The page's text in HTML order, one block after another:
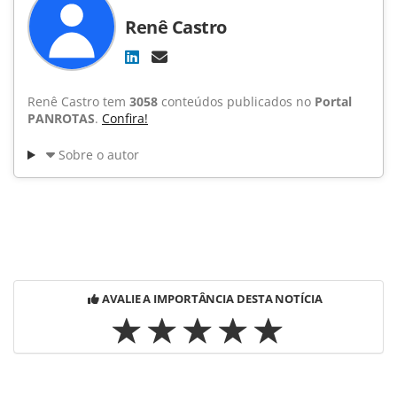
Renê Castro
Renê Castro tem 3058 conteúdos publicados no Portal
PANROTAS. Confira!
Sobre o autor
AVALIE A IMPORTÂNCIA DESTA NOTÍCIA